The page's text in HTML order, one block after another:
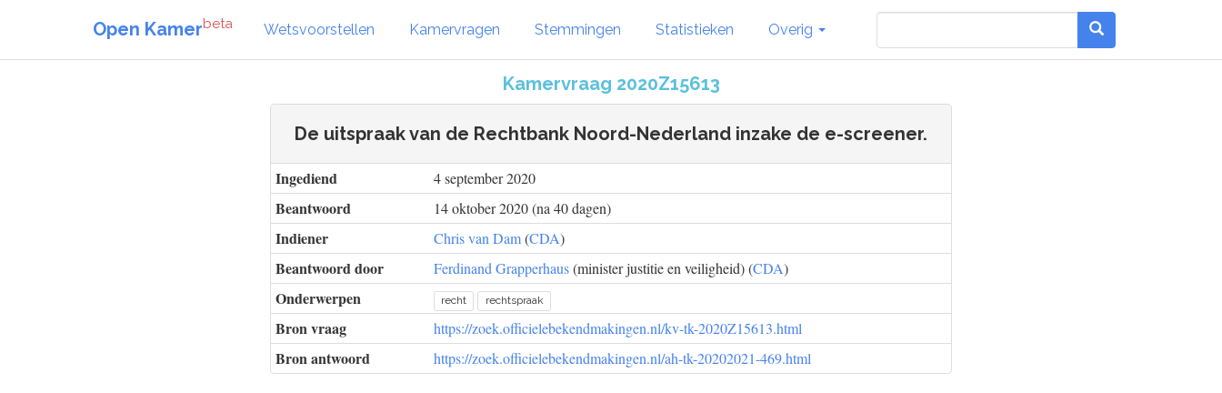
Open Kamerbeta Wetsvoorstellen Kamervragen Stemmingen Statistieken Overig
Kamervraag 2020Z15613
De uitspraak van de Rechtbank Noord-Nederland inzake de e-screener.
Ingediend 4 september 2020
Beantwoord 14 oktober 2020 (na 40 dagen)
Indiener Chris van Dam(CDA)
Beantwoord door Ferdinand Grapperhaus(minister justitie en veiligheid) (CDA)
Onderwerpen recht rechtspraak
Bron vraag https://zoek.officielebekendmakingen.nl/kv-tk-2020Z15613.html
Bron antwoord https://zoek.officielebekendmakingen.nl/ah-tk-20202021-469.html